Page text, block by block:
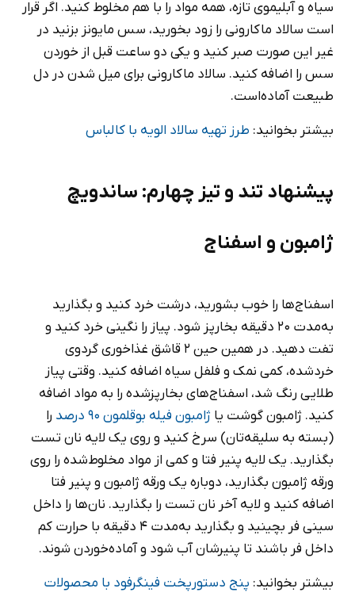
سیاه و آبلیموی تازه، همه مواد را با هم مخلوط کنید. اگر قرار
است سالاد ماکارونی را زود بخورید، سس مایونز بزنید در
غیر این صورت صبر کنید و یکی دو ساعت قبل از خوردن
سس را اضافه کنید. سالاد ماکارونی برای میل شدن در دل
طبیعت آماده‌است.
بیشتر بخوانید: طرز تهیه سالاد الویه با کالباس
پیشنهاد تند و تیز چهارم: ساندویچ
ژامبون و اسفناج
اسفناج‌ها را خوب بشورید، درشت خرد کنید و بگذارید
به‌مدت 20 دقیقه بخارپز شود. پیاز را نگینی خرد کنید و
تفت دهید. در همین حین 2 قاشق غذاخوری گردوی
خردشده، کمی نمک و فلفل سیاه اضافه کنید. وقتی پیاز
طلایی رنگ شد، اسفناج‌های بخارپزشده را به مواد اضافه
کنید. ژامبون گوشت یا ژامبون فیله بوقلمون 90 درصد
را
(بسته به سلیقه‌تان) سرخ کنید و روی یک لایه نان تست
بگذارید. یک لایه پنیر فتا و کمی از مواد مخلوط‌شده را روی
ورقه ژامبون بگذارید، دوباره یک ورقه ژامبون و پنیر فتا
اضافه کنید و لایه آخر نان تست را بگذارید. نان‌ها را داخل
سینی فر بچینید و بگذارید به‌مدت 4 دقیقه با حرارت کم
داخل فر باشند تا پنیرشان آب شود و آماده‌خوردن‌ شوند.
بیشتر بخوانید: پنج دستورپخت فینگرفود با محصولات